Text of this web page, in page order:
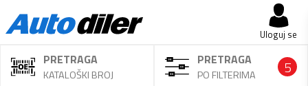
Uloguj se
PRETRAGA
KATALOŠKI BROJ
PRETRAGA
PO FILTERIMA 5